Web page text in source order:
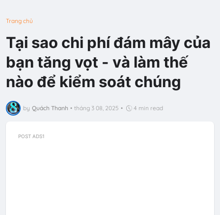
Trang chủ
Tại sao chi phí đám mây của
bạn tăng vọt - và làm thế
nào để kiểm soát chúng
by Quách Thanh • tháng 3 08, 2025 • 4 min read
POST ADS1